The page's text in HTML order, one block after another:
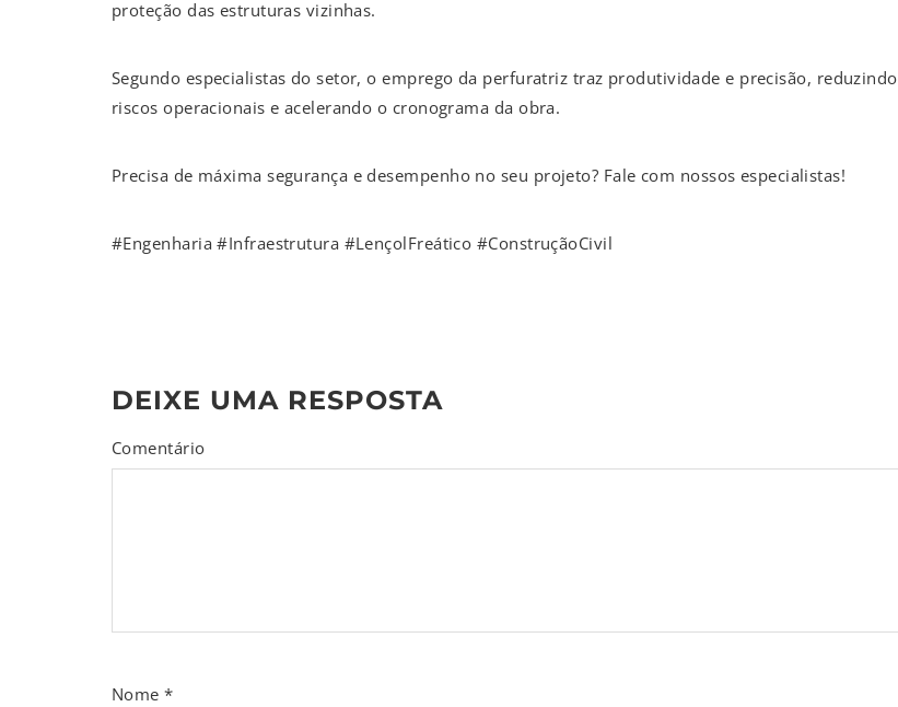
proteção das estruturas vizinhas.
Segundo especialistas do setor, o emprego da perfuratriz traz produtividade e precisão, reduzindo
riscos operacionais e acelerando o cronograma da obra.
Precisa de máxima segurança e desempenho no seu projeto? Fale com nossos especialistas!
#Engenharia #Infraestrutura #LençolFreático #ConstruçãoCivil
DEIXE UMA RESPOSTA
Comentário
Nome*